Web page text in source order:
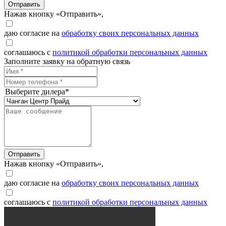
Отправить
Нажав кнопку «Отправить»,
даю согласие на обработку своих персональных данных
соглашаюсь с политикой обработки персональных данных
Заполните заявку на обратную связь
Выберите дилера*
Отправить
Нажав кнопку «Отправить»,
даю согласие на обработку своих персональных данных
соглашаюсь с политикой обработки персональных данных